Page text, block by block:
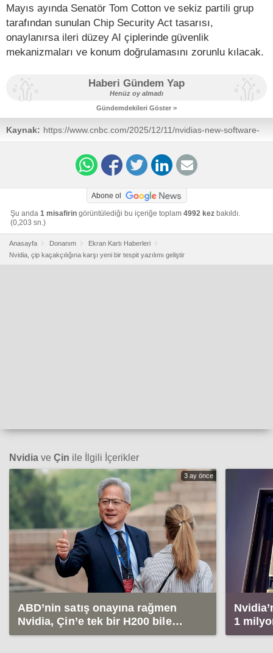
Mayıs ayında Senatör Tom Cotton ve sekiz partili grup
tarafından sunulan Chip Security Act tasarısı,
onaylanırsa ileri düzey AI çiplerinde güvenlik
mekanizmaları ve konum doğrulamasını zorunlu kılacak.
Haberi Gündem Yap
Henüz oy almadı
Gündemdekileri Göster >
Kaynak: https://www.cnbc.com/2025/12/11/nvidias-new-software-
could-help-trace-where-its-ai-chips-end-up.html
Abone ol
Şu anda 1 misafirin görüntülediği bu içeriğe toplam 4992 kez bakıldı.
(0,203 sn.)
Anasayfa Donanım
Ekran Kartı Haberleri
Nvidia, çip kaçakçılığına karşı yeni bir tespit yazılımı geliştir
Nvidia ve Çin ile İlgili İçerikler
3 ay önce
ABD’nin satış onayına rağmen
Nvidia, Çin’e tek bir H200 bile
satamadı
1